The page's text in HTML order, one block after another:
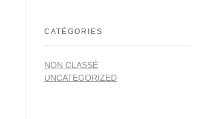
CATÉGORIES
NON CLASSÉ
UNCATEGORIZED